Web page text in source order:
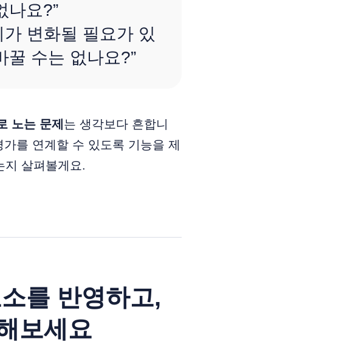
나요?”
변화될 필요가 있
꿀 수는 없나요?”
노는 문제 는 생각보다 흔합니
를 연계할 수 있도록 기능을 제
지 살펴볼게요.
를 반영하고,
보세요